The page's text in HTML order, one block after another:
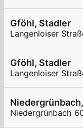
Gföhl, Stadler
Langenloiser
Gföhl, Stadler
Langenloiser
Niedergrünbach